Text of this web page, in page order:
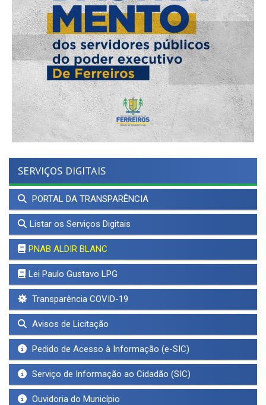
SERVIÇOS DIGITAIS
PORTAL DA TRANSPARÊNCIA
Listar os Serviços Digitais
PNAB ALDIR BLANC
Lei Paulo Gustavo LPG
Transparência COVID-19
Avisos de Licitação
Pedido de Acesso à Informação (e-SIC)
Serviço de Informação ao Cidadão (SIC)
Ouvidoria do Município